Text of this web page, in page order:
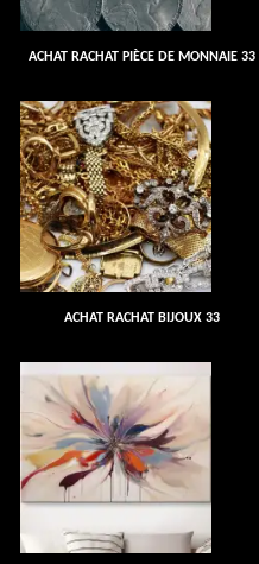
ACHAT RACHAT PIÈCE DE MONNAIE 33
ACHAT RACHAT BIJOUX 33